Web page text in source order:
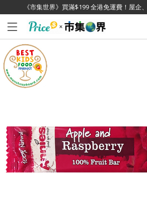
《市集世界》買滿$199 全港免運費！屋企
已加入購物車